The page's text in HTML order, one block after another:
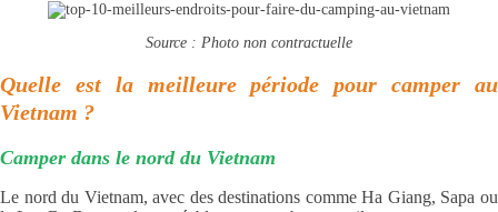
Source : Photo non contractuelle
Quelle est la meilleure période pour camper au
Vietnam ?
Camper dans le nord du Vietnam
Le nord du Vietnam, avec des destinations comme Ha Giang, Sapa ou